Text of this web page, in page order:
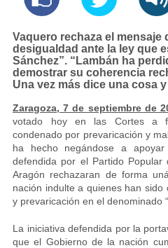
Vaquero rechaza el mensaje
desigualdad ante la ley que
Sánchez”. “Lambán ha
demostrar su coherencia
Una vez más dice una cosa
Zaragoza, 7 de septiembre de
votado hoy en las Cortes a
condenado por prevaricación y
ha hecho negándose a
defendida por el Partido
Aragón rechazaran de forma
nación indulte a quienes han sido
y prevaricación en el denominado
La iniciativa defendida por la
que el Gobierno de la nación